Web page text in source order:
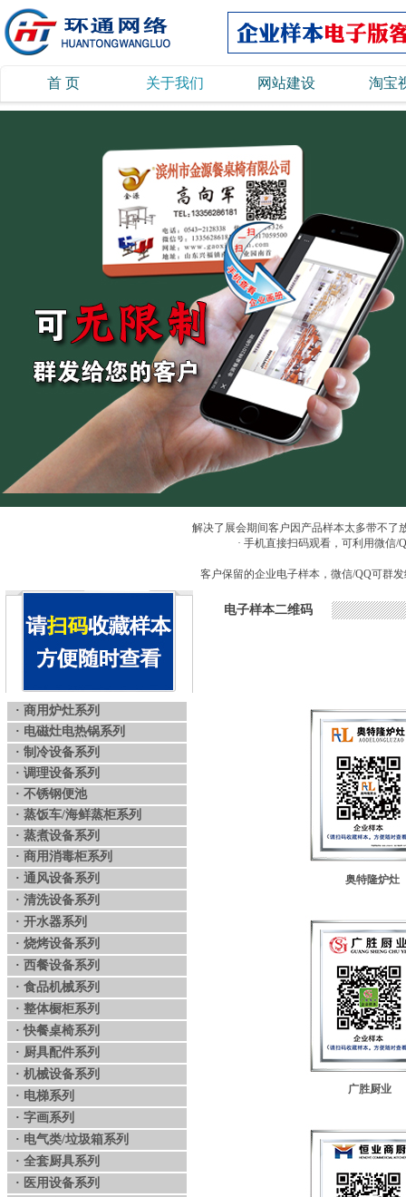
首 页 关于我们 网站建设 淘宝
解决了展会期间客户因产品样本太多带不了
· 手机直接扫码观看，可利用微信
客户保留的企业电子样本，微信/QQ可群
· 商用炉灶系列
· 电磁灶电热锅系列
· 制冷设备系列
· 调理设备系列
· 不锈钢便池
· 蒸饭车/海鲜蒸柜系列
· 蒸煮设备系列
· 商用消毒柜系列
· 通风设备系列
· 清洗设备系列
· 开水器系列
· 烧烤设备系列
· 西餐设备系列
· 食品机械系列
· 整体橱柜系列
· 快餐桌椅系列
· 厨具配件系列
· 机械设备系列
· 电梯系列
· 字画系列
· 电气类/垃圾箱系列
· 全套厨具系列
· 医用设备系列
电子样本二维码
奥特隆炉
广胜厨业